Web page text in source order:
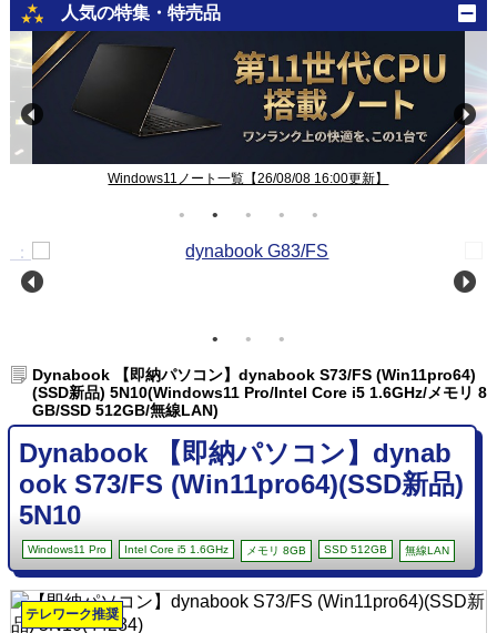
人気の特集・特売品
Windows11ノート一覧【26/08/08 16:00更新】
Dynabook 【即納パソコン】dynabook S73/FS (Win11pro64)
(SSD新品) 5N10(Windows11 Pro/Intel Core i5 1.6GHz/メモリ 8
GB/SSD 512GB/無線LAN)
Dynabook 【即納パソコン】dynab
ook S73/FS (Win11pro64)(SSD新品)
5N10
Windows11 Pro Intel Core i5 1.6GHz メモリ 8GB SSD 512GB 無線LAN
テレワーク推奨